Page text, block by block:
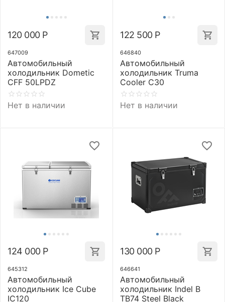
120 000 Р
647009
Автомобильный
холодильник Dometic
CFF 50LPDZ
Нет в наличии
122 500 Р
646840
Автомобильный
холодильник Truma
Cooler C30
Нет в наличии
124 000 Р
645312
Автомобильный
холодильник Ice Cube
IC120
130 000 Р
646641
Автомобильный
холодильник Indel B
TB74 Steel Black